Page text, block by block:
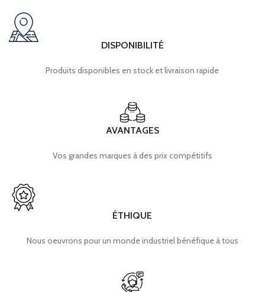
DISPONIBILITÉ
Produits disponibles en stock et livraison rapide
AVANTAGES
Vos grandes marques à des prix compétitifs
ÉTHIQUE
Nous oeuvrons pour un monde industriel bénéfique à tous